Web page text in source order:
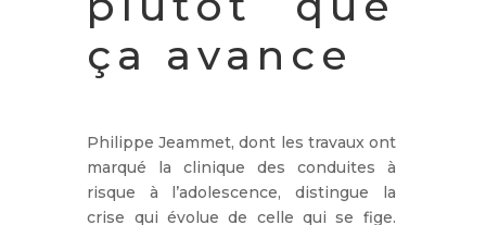
ça avance
Philippe Jeammet, dont les travaux ont
marqué la clinique des conduites à
risque à l’adolescence, distingue la
crise qui évolue de celle qui se fige.